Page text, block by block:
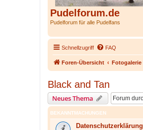
Pudelforum.de
Pudelforum für alle Pudelfans
Schnellzugriff FAQ
Foren-Übersicht Fotogalerie
Black and Tan
Neues Thema
BEKANNTMACHUNGEN
Datenschutzerklärung